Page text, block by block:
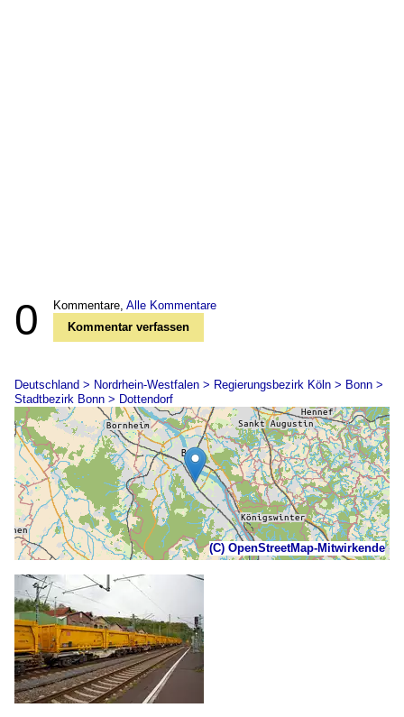
0 Kommentare, Alle Kommentare
Kommentar verfassen
Deutschland > Nordrhein-Westfalen > Regierungsbezirk Köln > Bonn >
Stadtbezirk Bonn > Dottendorf
(C) OpenStreetMap-Mitwirkende